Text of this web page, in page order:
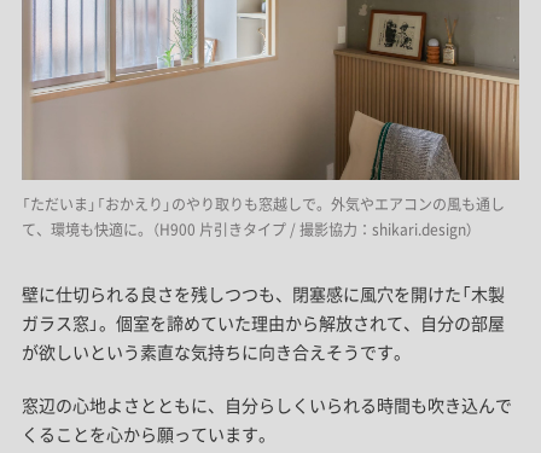
「ただいま」「おかえり」のやり取りも窓越しで。外気やエアコンの風も通し
て、環境も快適に。（H900 片引きタイプ / 撮影協力：shikari.design）
壁に仕切られる良さを残しつつも、閉塞感に風穴を開けた「木製
ガラス窓」。個室を諦めていた理由から解放されて、自分の部屋
が欲しいという素直な気持ちに向き合えそうです。
窓辺の心地よさとともに、自分らしくいられる時間も吹き込んで
くることを心から願っています。